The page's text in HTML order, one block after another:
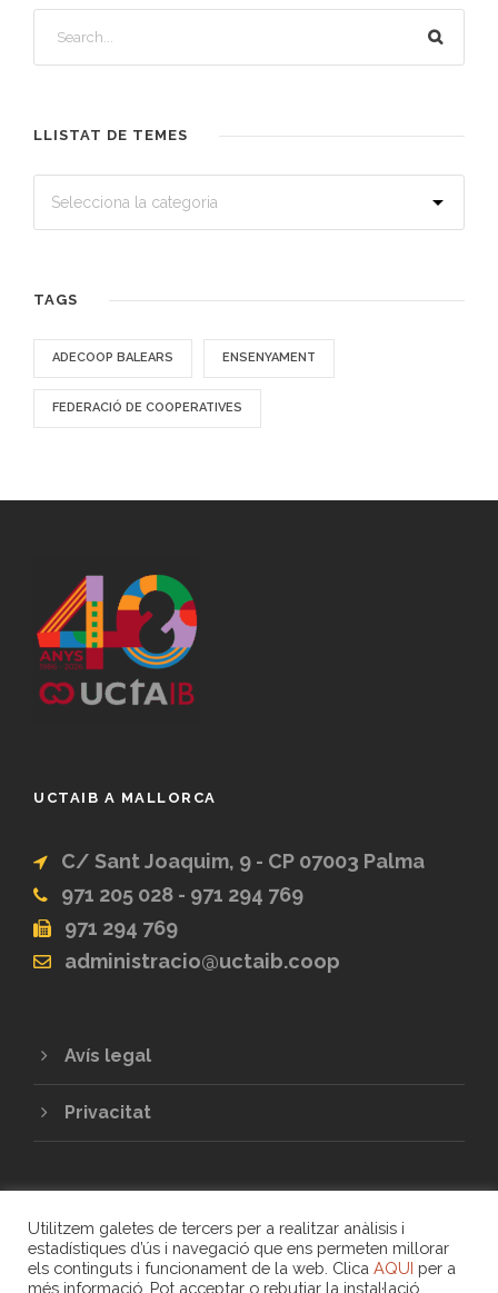
LLISTAT DE TEMES
TAGS
ADECOOP BALEARS ENSENYAMENT
FEDERACIÓ DE COOPERATIVES
UCTAIB A MALLORCA
C/ Sant Joaquim, 9 - CP 07003 Palma
971 205 028 - 971 294 769
971 294 769
administracio@uctaib.coop
Avís legal
Privacitat
Utilitzem galetes de tercers per a realitzar anàlisis i
estadístiques d’ús i navegació que ens permeten millorar
els continguts i funcionament de la web. Clica AQUI per a
més informació. Pot acceptar o rebutjar la instal·lació